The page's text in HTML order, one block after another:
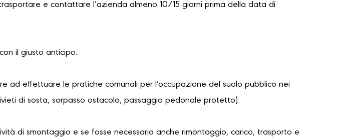
e contattare l’azienda almeno 10/15 giorni prima della data di
il giusto anticipo.
ad effettuare le pratiche comunali per l’occupazione del suolo pubblico nei
di sosta, sorpasso ostacolo, passaggio pedonale protetto).
di smontaggio e se fosse necessario anche rimontaggio, carico, trasporto e